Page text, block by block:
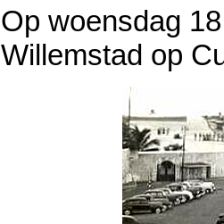
Op woensdag
Willemstad op